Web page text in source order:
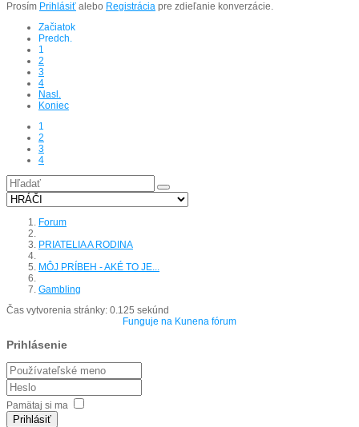
Prosím Prihlásiť alebo Registrácia pre zdieľanie konverzácie.
Začiatok
Predch.
1
2
3
4
Nasl.
Koniec
1
2
3
4
Forum
PRIATELIA A RODINA
MÔJ PRÍBEH - AKÉ TO JE...
Gambling
Čas vytvorenia stránky: 0.125 sekúnd
Funguje na Kunena fórum
Prihlásenie
Pamätaj si ma
Prihlásiť